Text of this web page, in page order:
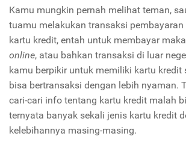
Kamu mungkin pernah melihat teman,
tuamu melakukan transaksi
kartu kredit, entah untuk membayar
online, atau bahkan transaksi di luar
kamu berpikir untuk memiliki kartu kredit
bisa bertransaksi dengan lebih nyaman.
cari-cari info tentang kartu kredit malah
ternyata banyak sekali jenis kartu kredit
kelebihannya masing-masing.